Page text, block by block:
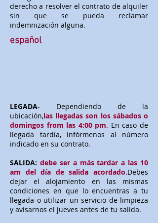
derecho a resolver el contrato de alquiler
sin que se pueda reclamar
indemnización alguna.
español
LEGADA- Dependiendo de la
ubicación,las llegadas son los sábados o
domingos from las 4:00 pm. En caso de
llegada tardía, infórmenos al número
indicado en su contrato.
SALIDA: debe ser a más tardar a las 10
am del día de salida acordado.Debes
dejar el alojamiento en las mismas
condiciones en que lo encuentras a tu
llegada o utilizar un servicio de limpieza
y avisarnos el jueves antes de tu salida.